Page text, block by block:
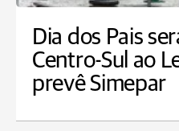
Dia dos Pais
Centro-Sul ao
prevê Simepar